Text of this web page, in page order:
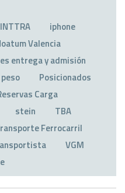
INTTRA
iphone
Valencia
entrega y admisión
peso
Posicionados
Carga
stein
TBA
Ferrocarril
VGM